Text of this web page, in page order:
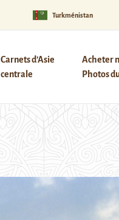
Turkménistan
Carnets d’Asie
centrale
Acheter
Photos